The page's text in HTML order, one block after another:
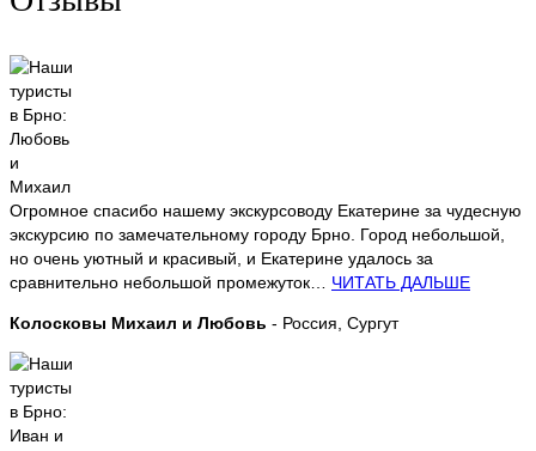
Огромное спасибо нашему экскурсоводу Екатерине за чудесную
экскурсию по замечательному городу Брно. Город небольшой,
но очень уютный и красивый, и Екатерине удалось за
сравнительно небольшой промежуток… ЧИТАТЬ ДАЛЬШЕ
Колосковы Михаил и Любовь - Россия, Сургут